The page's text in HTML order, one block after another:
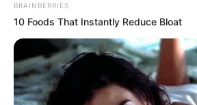
BRAINBERRIES
10 Foods That Instantly Reduce Bloat